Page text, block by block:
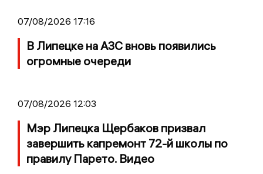
07/08/2026 17:16
В Липецке на АЗС вновь появились
огромные очереди
07/08/2026 12:03
Мэр Липецка Щербаков призвал
завершить капремонт 72-й школы по
правилу Парето. Видео